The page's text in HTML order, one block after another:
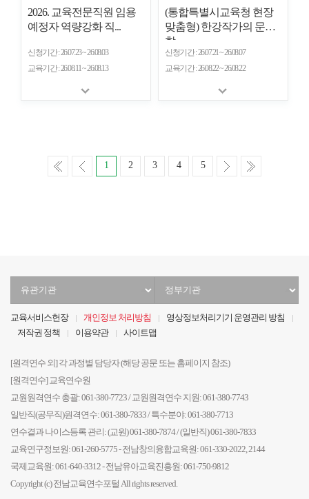
2026. 교육전문직원 임용
예정자 역량강화 직...
신청기간 26.07.23 ~ 26.08.03
교육기간 26.08.11 ~ 26.08.13
(통합특별시교육청 현장
맞춤형) 한강작가의 문
학...
신청기간 26.07.21 ~ 26.08.07
교육기간 26.08.22 ~ 26.08.22
처
이
1 2 3 4 5
다
마
교육서비스헌장 개인정보 처리방침
영상정보처리기기 운영관리 방침
저작권 정책
이용약관 사이트맵
[원격연수 외] 각 과정별 담당자 (해당 공문 또는 홈페이지 참조)
[원격연수] 교육연수원
교원원격연수 총괄: 061-380-7723 / 교원원격연수 지원: 061-380-7743
일반직(공무직)원격연수: 061-380-7833 / 특수분야: 061-380-7713
연수결과 나이스등록 관리: (교원) 061-380-7874 / (일반직) 061-380-7833
교육연구정보원: 061-260-5775 - 전남창의융합교육원: 061-330-2022, 2144
국제교육원: 061-640-3312 - 전남유아교육진흥원: 061-750-9812
Copyright (c) 전남교육연수포털 All rights reserved.
관
선
관
선